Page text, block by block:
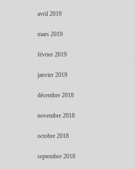
avril 2019
mars 2019
février 2019
janvier 2019
décembre 2018
novembre 2018
octobre 2018
septembre 2018